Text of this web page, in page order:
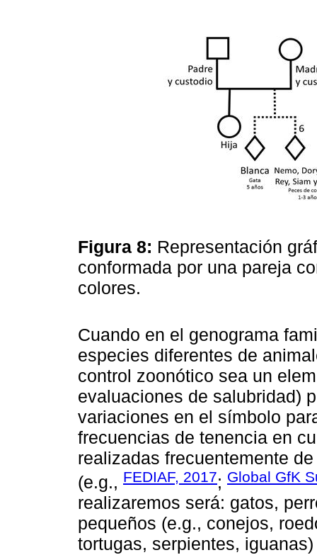
Figura 8: Representación
conformada por una pareja
colores.
Cuando en el genograma
especies diferentes de
control zoonótico sea un
evaluaciones de salubridad)
variaciones en el símbolo
frecuencias de tenencia en
realizadas frecuentemente
(e.g., FEDIAF, 2017; Global GfK
realizaremos será: gatos,
pequeños (e.g., conejos,
tortugas, serpientes,